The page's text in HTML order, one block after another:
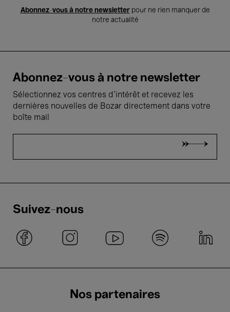
Abonnez-vous à notre newsletterpour ne rien manquer de
notre actualité
Abonnez-vous à notre newsletter
Sélectionnez vos centres d'intérêt et recevez les
dernières nouvelles de Bozar directement dans votre
boîte mail
Suivez-nous
Nos partenaires